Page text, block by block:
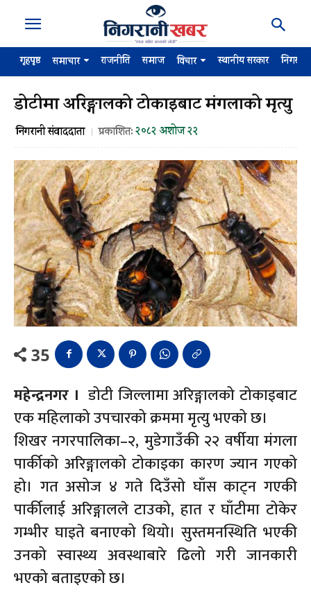
गृहपृष्ठ समाचार राजनीति समाज विचार स्थानीय सरकार
डोटीमा अरिङ्गालको टोकाइबाट मंगलाको मृत्यु
निगरानी संवाददाता प्रकाशित:२०८२ अशोज २२
35
महेन्द्रनगर । डोटी जिल्लामा अरिङ्गालको टोकाइबाट
एक महिलाको उपचारको क्रममा मृत्यु भएको छ।
शिखर नगरपालिका–२, मुडेगाउँकी २२ वर्षीया मंगला
पार्कीको अरिङ्गालको टोकाइका कारण ज्यान गएको
हो। गत असोज ४ गते दिउँसो घाँस काट्न गएकी
पार्कीलाई अरिङ्गालले टाउको, हात र घाँटीमा टोकेर
गम्भीर घाइते बनाएको थियो। सुस्तमनस्थिति भएकी
उनको स्वास्थ्य अवस्थाबारे ढिलो गरी जानकारी
भएको बताइएको छ।